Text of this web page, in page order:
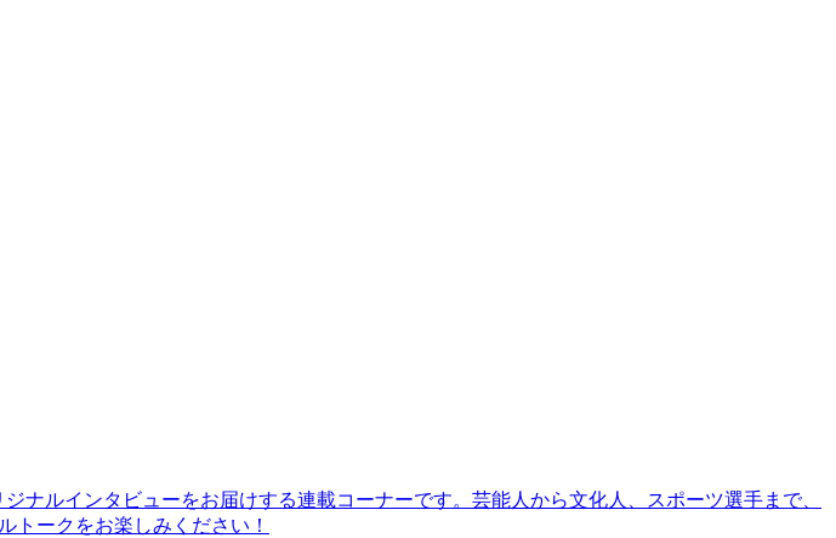
ルインタビューをお届けする連載コーナーです。芸能人から文化人、スポーツ選手まで、
トークをお楽しみください！